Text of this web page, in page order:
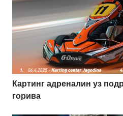
Картинг адреналин уз
горива